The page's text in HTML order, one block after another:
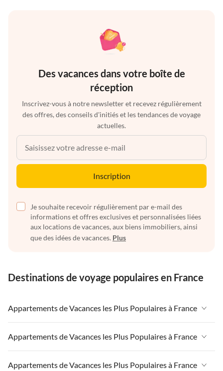
Des vacances dans votre boîte de
réception
Inscrivez-vous à notre newsletter et recevez régulièrement
des offres, des conseils d'initiés et les tendances de voyage
actuelles.
Inscription
Je souhaite recevoir régulièrement par e-mail des
informations et offres exclusives et personnalisées liées
aux locations de vacances, aux biens immobiliers, ainsi
que des idées de vacances. Plus
Destinations de voyage populaires en France
Appartements de Vacances les Plus Populaires à France
Appartements de Vacances à France
Appartements de Vacances à Paris-Ile de France
Appartements de Vacances les Plus Populaires à France
Appartements de Vacances à France
Appartements de Vacances les Plus Populaires à France